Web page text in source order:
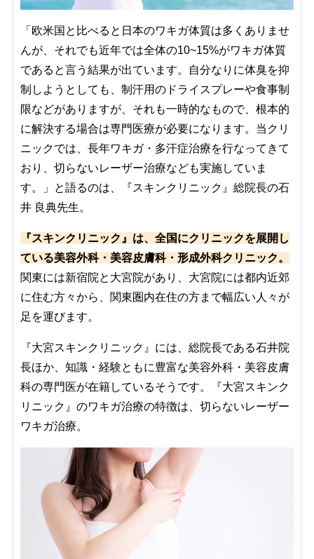
「欧米国と比べると日本のワキガ体質は多くありませ
んが、それでも近年では全体の10~15%がワキガ体質
であると言う結果が出ています。自分なりに体臭を抑
制しようとしても、制汗用のドライスプレーや食事制
限などがありますが、それも一時的なもので、根本的
に解決する場合は専門医療が必要になります。当クリ
ニックでは、長年ワキガ・多汗症治療を行なってきて
おり、切らないレーザー治療なども実施していま
す。」と語るのは、『スキンクリニック』総院長の石
井 良典先生。
『スキンクリニック』は、全国にクリニックを展開し
ている美容外科・美容皮膚科・形成外科クリニック。
関東には新宿院と大宮院があり、大宮院には都内近郊
に住む方々から、関東圏内在住の方まで幅広い人々が
足を運びます。
『大宮スキンクリニック』には、総院長である石井院
長ほか、知識・経験ともに豊富な美容外科・美容皮膚
科の専門医が在籍しているそうです。『大宮スキンク
リニック』のワキガ治療の特徴は、切らないレーザー
ワキガ治療。